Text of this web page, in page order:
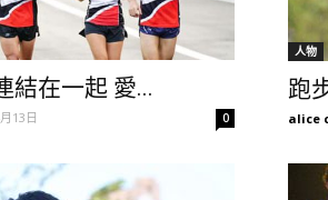
結在一起 愛...
13日 0
人物
跑
alice